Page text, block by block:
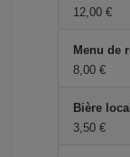
12,00 €
Menu de
8,00 €
Bière
3,50 €